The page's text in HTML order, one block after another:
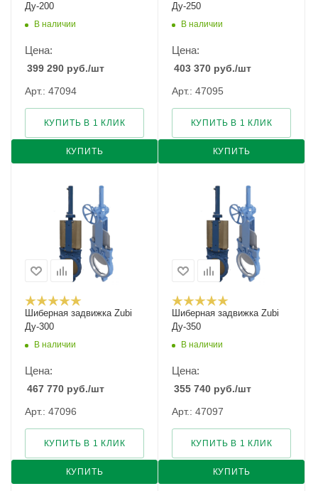
Ду-200
В наличии
Цена:
399 290 руб./шт
Арт.: 47094
КУПИТЬ
КУПИТЬ В 1 КЛИК
Ду-250
В наличии
Цена:
403 370 руб./шт
Арт.: 47095
КУПИТЬ
КУПИТЬ В 1 КЛИК
Шиберная задвижка Zubi
Ду-300
В наличии
Цена:
467 770 руб./шт
Арт.: 47096
КУПИТЬ
КУПИТЬ В 1 КЛИК
Шиберная задвижка Zubi
Ду-350
В наличии
Цена:
355 740 руб./шт
Арт.: 47097
КУПИТЬ
КУПИТЬ В 1 КЛИК